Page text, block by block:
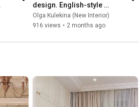
design. English-style
apartment interior. Interior
overview.
Olga Kulekina (New Interior)
916 views • 2 months ago